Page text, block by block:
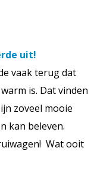
uit!
vaak terug dat
is. Dat vinden
zoveel mooie
kan beleven.
Wat ooit